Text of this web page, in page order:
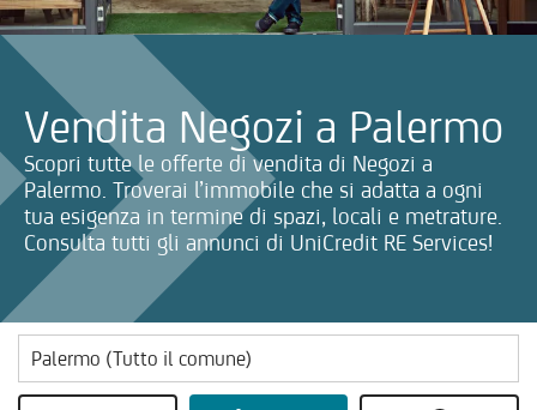
Vendita Negozi a Palermo
Scopri tutte le offerte di vendita di Negozi a
Palermo. Troverai l’immobile che si adatta a ogni
tua esigenza in termine di spazi, locali e metrature.
Consulta tutti gli annunci di UniCredit RE Services!